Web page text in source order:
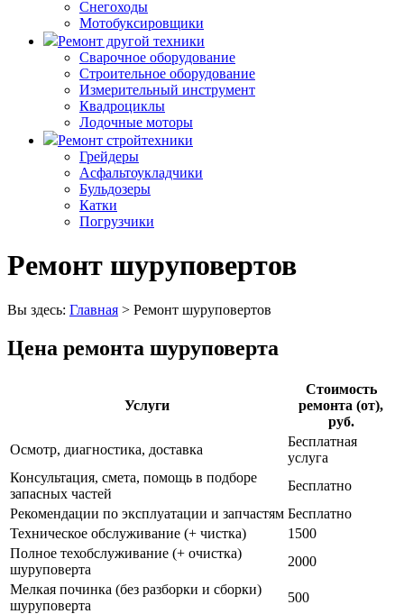
Снегоходы
Мотобуксировщики
Ремонт другой техники
Сварочное оборудование
Строительное оборудование
Измерительный инструмент
Квадроциклы
Лодочные моторы
Ремонт стройтехники
Грейдеры
Асфальтоукладчики
Бульдозеры
Катки
Погрузчики
Ремонт шуруповертов
Вы здесь: Главная > Ремонт шуруповертов
Цена ремонта шуруповерта
Услуги
Стоимость
ремонта (от),
руб.
Осмотр, диагностика, доставка
Бесплатная
услуга
Консультация, смета, помощь в подборе
запасных частей
Бесплатно
Рекомендации по эксплуатации и запчастям Бесплатно
Техническое обслуживание (+ чистка)
1500
Полное техобслуживание (+ очистка)
шуруповерта
2000
Мелкая починка (без разборки и сборки)
шуруповерта
500